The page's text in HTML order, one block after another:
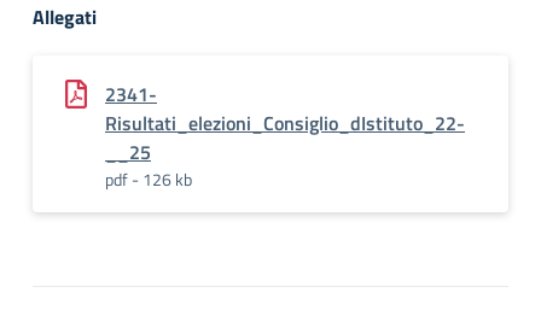
Allegati
2341-
Risultati_elezioni_Consiglio_dIstituto_22-
__25
pdf - 126 kb